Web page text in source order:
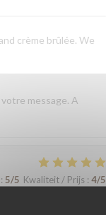
crème brûlée. We
message. A
: 5/5 Kwaliteit / Prijs: 4/5